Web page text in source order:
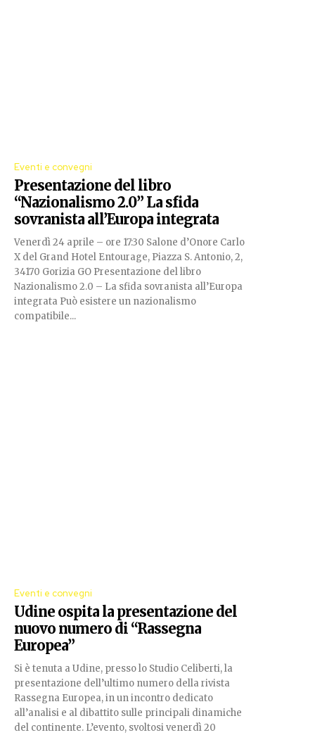
Eventi e convegni
Presentazione del libro
“Nazionalismo 2.0” La sfida
sovranista all’Europa integrata
Venerdì 24 aprile – ore 17:30 Salone d’Onore Carlo
X del Grand Hotel Entourage, Piazza S. Antonio, 2,
34170 Gorizia GO Presentazione del libro
Nazionalismo 2.0 – La sfida sovranista all’Europa
integrata Può esistere un nazionalismo
compatibile...
Eventi e convegni
Udine ospita la presentazione del
nuovo numero di “Rassegna
Europea”
Si è tenuta a Udine, presso lo Studio Celiberti, la
presentazione dell’ultimo numero della rivista
Rassegna Europea, in un incontro dedicato
all’analisi e al dibattito sulle principali dinamiche
del continente. L’evento, svoltosi venerdì 20